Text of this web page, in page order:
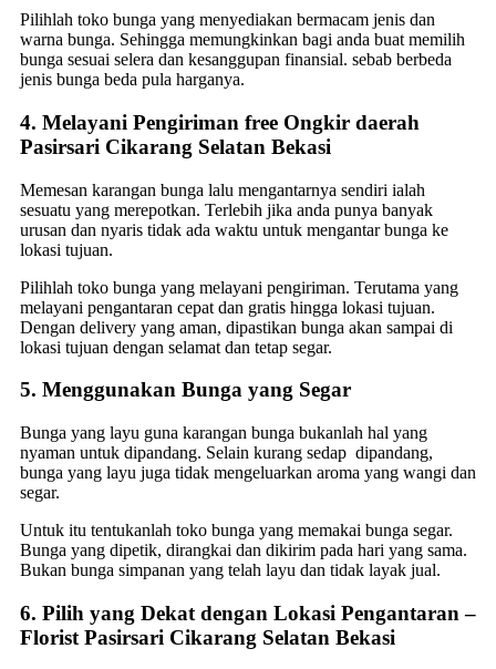
Pilihlah toko bunga yang menyediakan bermacam jenis dan
warna bunga. Sehingga memungkinkan bagi anda buat memilih
bunga sesuai selera dan kesanggupan finansial. sebab berbeda
jenis bunga beda pula harganya.
4. Melayani Pengiriman free Ongkir daerah
Pasirsari Cikarang Selatan Bekasi
Memesan karangan bunga lalu mengantarnya sendiri ialah
sesuatu yang merepotkan. Terlebih jika anda punya banyak
urusan dan nyaris tidak ada waktu untuk mengantar bunga ke
lokasi tujuan.
Pilihlah toko bunga yang melayani pengiriman. Terutama yang
melayani pengantaran cepat dan gratis hingga lokasi tujuan.
Dengan delivery yang aman, dipastikan bunga akan sampai di
lokasi tujuan dengan selamat dan tetap segar.
5. Menggunakan Bunga yang Segar
Bunga yang layu guna karangan bunga bukanlah hal yang
nyaman untuk dipandang. Selain kurang sedap dipandang,
bunga yang layu juga tidak mengeluarkan aroma yang wangi dan
segar.
Untuk itu tentukanlah toko bunga yang memakai bunga segar.
Bunga yang dipetik, dirangkai dan dikirim pada hari yang sama.
Bukan bunga simpanan yang telah layu dan tidak layak jual.
6. Pilih yang Dekat dengan Lokasi Pengantaran –
Florist Pasirsari Cikarang Selatan Bekasi